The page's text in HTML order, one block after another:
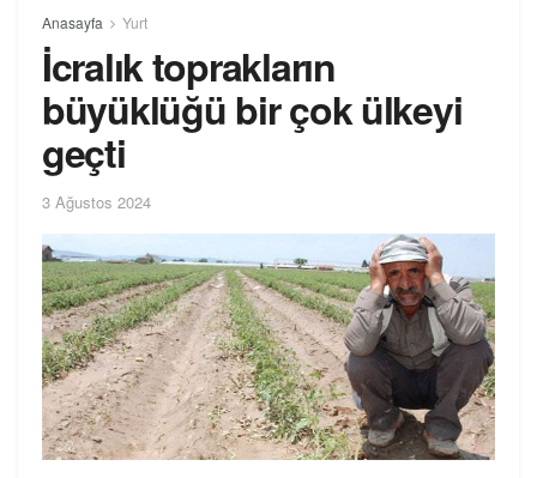
Anasayfa Yurt
İcralık toprakların
büyüklüğü bir çok ülkeyi
geçti
3 Ağustos 2024